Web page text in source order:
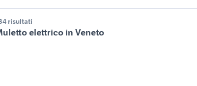
risultati
elettrico in Veneto